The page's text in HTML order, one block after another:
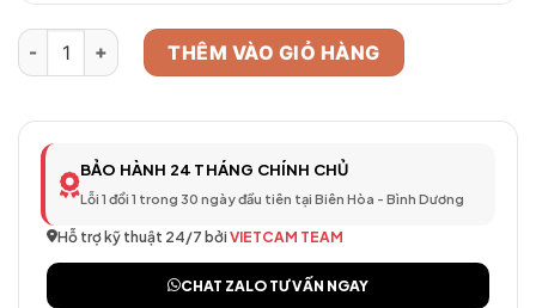
Camera WiFi Thông Minh Model 379 – Full HD số lượng
THÊM VÀO GIỎ HÀNG
BẢO HÀNH 24 THÁNG CHÍNH CHỦ
Lỗi 1 đổi 1 trong 30 ngày đầu tiên tại Biên Hòa - Bình Dương
Hỗ trợ kỹ thuật 24/7 bởi VIETCAM TEAM
CHAT ZALO TƯ VẤN NGAY